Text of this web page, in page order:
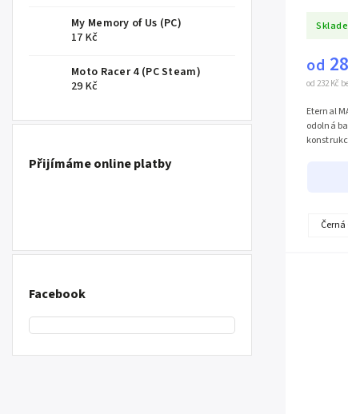
My Memory of Us (PC)
17 Kč
Moto Racer 4 (PC Steam)
29 Kč
Přijímáme online platby
Facebook
od 232 Kč
od
Eternal
odolná
Černá